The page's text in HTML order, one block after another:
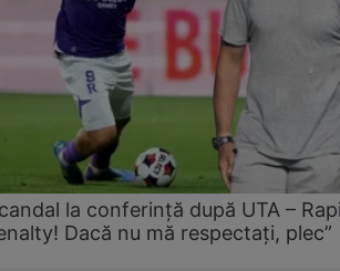
la conferință după UTA –
Dacă nu mă respectați, plec”